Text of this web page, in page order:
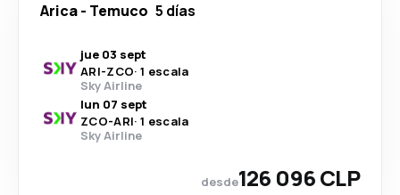
Arica- Temuco 5 días
jue 03 sept
ARI-ZCO· 1 escala
Sky Airline
lun 07 sept
ZCO-ARI· 1 escala
Sky Airline
desde126 096 CLP